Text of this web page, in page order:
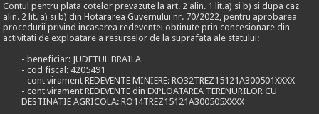
Contul pentru plata cotelor prevazute la art. 2 alin. 1 lit.a) si b) si dupa caz
alin. 2 lit. a) si b) din Hotararea Guvernului nr. 70/2022, pentru aprobarea
procedurii privind incasarea redeventei obtinute prin concesionare din
activitati de exploatare a resurselor de la suprafata ale statului:
- beneficiar: JUDETUL BRAILA
- cod fiscal: 4205491
- cont virament REDEVENTE MINIERE: RO32TREZ15121A300501XXXX
- cont virament REDEVENTE din EXPLOATAREA TERENURILOR CU
DESTINATIE AGRICOLA: RO14TREZ15121A300505XXXX